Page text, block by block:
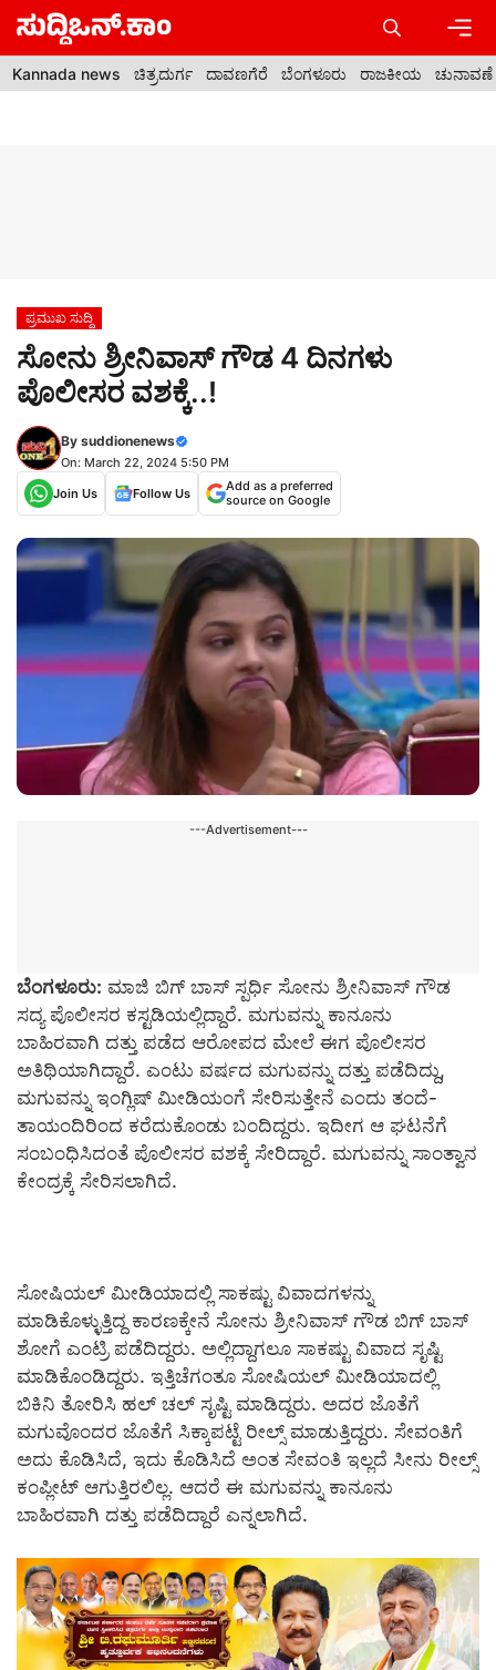
Skip
content
Kannada news ಚಿತ್ರದುರ್ಗ ದಾವಣಗೆರೆ ಬೆಂಗಳೂರು ರಾಜಕೀಯ ಚುನಾವಣೆ
ಪ್ರಮುಖ ಸುದ್ದಿ
ಸೋನು ಶ್ರೀನಿವಾಸ್ ಗೌಡ 4 ದಿನಗಳು
ಪೊಲೀಸರ ವಶಕ್ಕೆ..!
By suddionenews
On: March 22, 2024 5:50 PM
Join Us
Follow Us
Add as a preferred
source on Google
---Advertisement---
ಬೆಂಗಳೂರು: ಮಾಜಿ ಬಿಗ್ ಬಾಸ್ ಸ್ಪರ್ಧಿ ಸೋನು ಶ್ರೀನಿವಾಸ್ ಗೌಡ
ಸದ್ಯ ಪೊಲೀಸರ ಕಸ್ಟಡಿಯಲ್ಲಿದ್ದಾರೆ. ಮಗುವನ್ನು ಕಾನೂನು
ಬಾಹಿರವಾಗಿ ದತ್ತು ಪಡೆದ ಆರೋಪದ ಮೇಲೆ ಈಗ ಪೊಲೀಸರ
ಅತಿಥಿಯಾಗಿದ್ದಾರೆ. ಎಂಟು ವರ್ಷದ ಮಗುವನ್ನು ದತ್ತು ಪಡೆದಿದ್ದು,
ಮಗುವನ್ನು ಇಂಗ್ಲಿಷ್ ಮೀಡಿಯಂಗೆ ಸೇರಿಸುತ್ತೇನೆ ಎಂದು ತಂದೆ-
ತಾಯಂದಿರಿಂದ ಕರೆದುಕೊಂಡು ಬಂದಿದ್ದರು. ಇದೀಗ ಆ ಘಟನೆಗೆ
ಸಂಬಂಧಿಸಿದಂತೆ ಪೊಲೀಸರ ವಶಕ್ಕೆ ಸೇರಿದ್ದಾರೆ. ಮಗುವನ್ನು ಸಾಂತ್ವಾನ
ಕೇಂದ್ರಕ್ಕೆ ಸೇರಿಸಲಾಗಿದೆ.
ಸೋಷಿಯಲ್ ಮೀಡಿಯಾದಲ್ಲಿ ಸಾಕಷ್ಟು ವಿವಾದಗಳನ್ನು
ಮಾಡಿಕೊಳ್ಳುತ್ತಿದ್ದ ಕಾರಣಕ್ಕೇನೆ ಸೋನು ಶ್ರೀನಿವಾಸ್ ಗೌಡ ಬಿಗ್ ಬಾಸ್
ಶೋಗೆ ಎಂಟ್ರಿ ಪಡೆದಿದ್ದರು. ಅಲ್ಲಿದ್ದಾಗಲೂ ಸಾಕಷ್ಟು ವಿವಾದ ಸೃಷ್ಟಿ
ಮಾಡಿಕೊಂಡಿದ್ದರು. ಇತ್ತಿಚೆಗಂತೂ ಸೋಷಿಯಲ್ ಮೀಡಿಯಾದಲ್ಲಿ
ಬಿಕಿನಿ ತೋರಿಸಿ ಹಲ್ ಚಲ್ ಸೃಷ್ಟಿ‌ ಮಾಡಿದ್ದರು. ಅದರ ಜೊತೆಗೆ
ಮಗುವೊಂದರ ಜೊತೆಗೆ ಸಿಕ್ಕಾಪಟ್ಟೆ ರೀಲ್ಸ್ ಮಾಡುತ್ತಿದ್ದರು. ಸೇವಂತಿಗೆ
ಅದು ಕೊಡಿಸಿದೆ, ಇದು ಕೊಡಿಸಿದೆ ಅಂತ ಸೇವಂತಿ ಇಲ್ಲದೆ ಸೀನು ರೀಲ್ಸ್
ಕಂಪ್ಲೀಟ್ ಆಗುತ್ತಿರಲಿಲ್ಲ‌. ಆದರೆ ಈ ಮಗುವನ್ನು ಕಾನೂನು
ಬಾಹಿರವಾಗಿ ದತ್ತು ಪಡೆದಿದ್ದಾರೆ ಎನ್ನಲಾಗಿದೆ.